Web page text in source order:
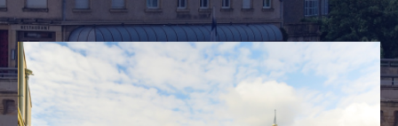
Vente
Type de bien
Budget